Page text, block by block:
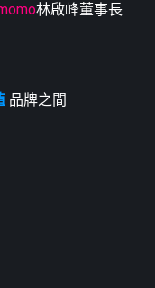
林啟峰董事長
品牌之間